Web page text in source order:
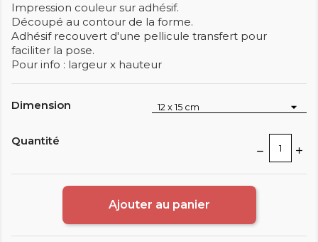
Impression couleur sur adhésif.
Découpé au contour de la forme.
Adhésif recouvert d'une pellicule transfert pour
faciliter la pose.
Pour info : largeur x hauteur
Dimension
Quantité
Ajouter au panier